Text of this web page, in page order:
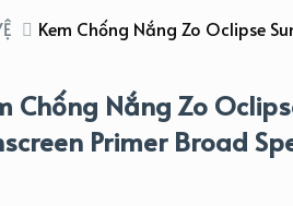
Kem Chống Nắng Zo Oclipse
Chống Nắng Zo
Primer Broad